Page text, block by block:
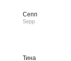
Сепп
Sepp
Тина